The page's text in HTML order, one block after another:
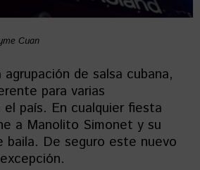
Cuan
de salsa cubana,
para varias
país. En cualquier fiesta
a Manolito Simonet y su
baila. De seguro este nuevo